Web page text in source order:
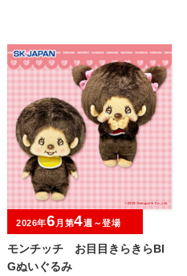
モンチッチ お目目きらきらBI
Gぬいぐるみ
2026年6 月第4週～登場